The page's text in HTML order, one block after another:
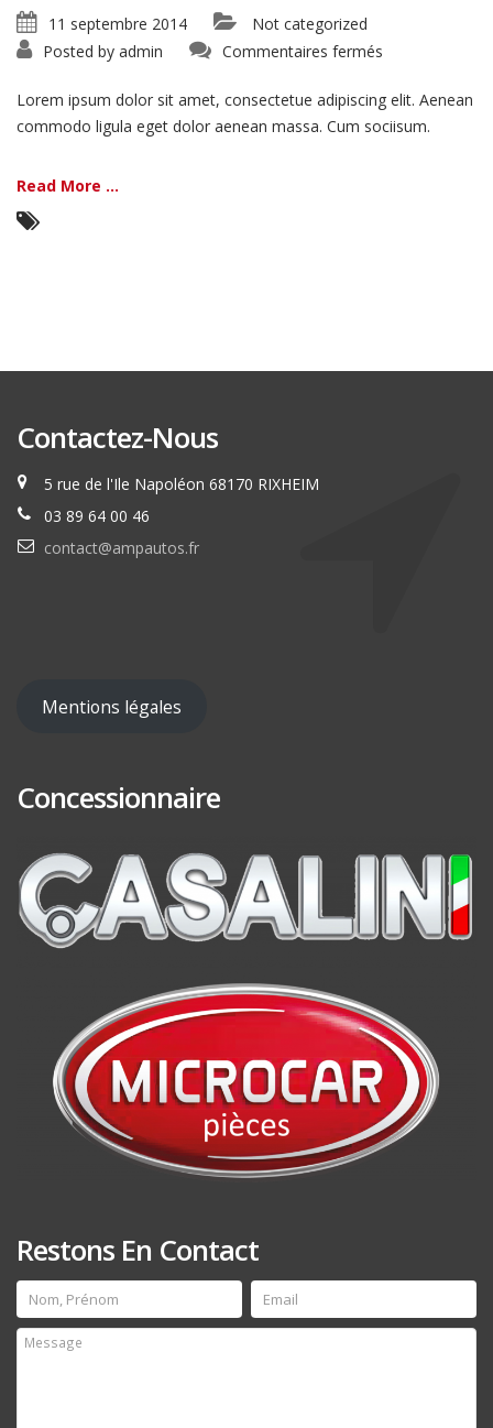
11 septembre 2014
Not categorized
Posted by admin Commentaires fermés
Lorem ipsum dolor sit amet, consectetue adipiscing elit. Aenean
commodo ligula eget dolor aenean massa. Cum sociisum.
Read More ...
Contactez-Nous
5 rue de l'Ile Napoléon 68170 RIXHEIM
03 89 64 00 46
contact@ampautos.fr
Mentions légales
Concessionnaire
Restons En Contact